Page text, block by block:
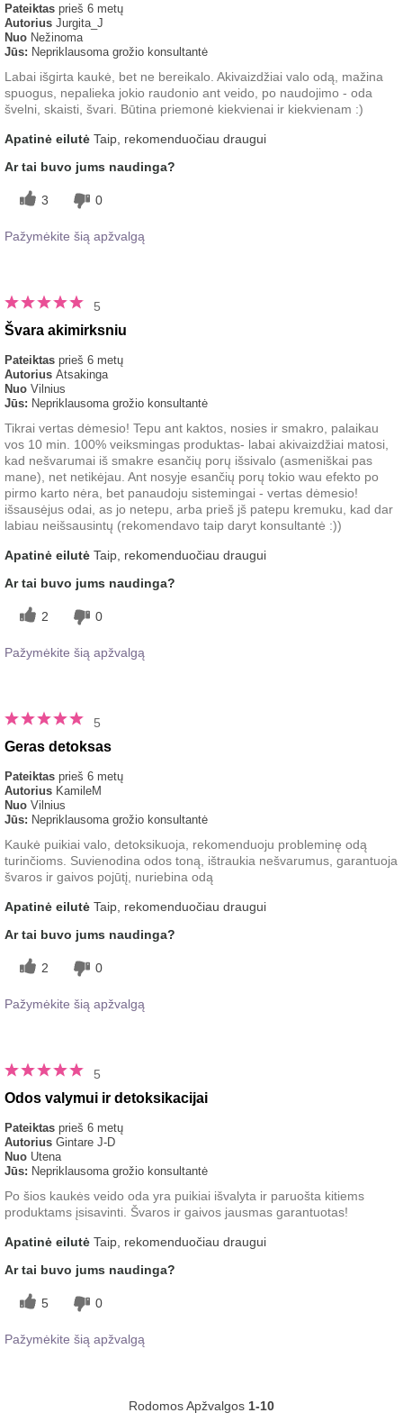
Pateiktas prieš 6 metų
Autorius Jurgita_J
Nuo Nežinoma
Jūs: Nepriklausoma grožio konsultantė
Labai išgirta kaukė, bet ne bereikalo. Akivaizdžiai valo odą, mažina
spuogus, nepalieka jokio raudonio ant veido, po naudojimo - oda
švelni, skaisti, švari. Būtina priemonė kiekvienai ir kiekvienam :)
Apatinė eilutė Taip, rekomenduočiau draugui
Ar tai buvo jums naudinga?
3 0
Pažymėkite šią apžvalgą
5
Švara akimirksniu
Pateiktas prieš 6 metų
Autorius Atsakinga
Nuo Vilnius
Jūs: Nepriklausoma grožio konsultantė
Tikrai vertas dėmesio! Tepu ant kaktos, nosies ir smakro, palaikau
vos 10 min. 100% veiksmingas produktas- labai akivaizdžiai matosi,
kad nešvarumai iš smakre esančių porų išsivalo (asmeniškai pas
mane), net netikėjau. Ant nosyje esančių porų tokio wau efekto po
pirmo karto nėra, bet panaudoju sistemingai - vertas dėmesio!
išsausėjus odai, as jo netepu, arba prieš jš patepu kremuku, kad dar
labiau neišsausintų (rekomendavo taip daryt konsultantė :))
Apatinė eilutė Taip, rekomenduočiau draugui
Ar tai buvo jums naudinga?
2 0
Pažymėkite šią apžvalgą
5
Geras detoksas
Pateiktas prieš 6 metų
Autorius KamileM
Nuo Vilnius
Jūs: Nepriklausoma grožio konsultantė
Kaukė puikiai valo, detoksikuoja, rekomenduoju probleminę odą
turinčioms. Suvienodina odos toną, ištraukia nešvarumus, garantuoja
švaros ir gaivos pojūtį, nuriebina odą
Apatinė eilutė Taip, rekomenduočiau draugui
Ar tai buvo jums naudinga?
2 0
Pažymėkite šią apžvalgą
5
Odos valymui ir detoksikacijai
Pateiktas prieš 6 metų
Autorius Gintare J-D
Nuo Utena
Jūs: Nepriklausoma grožio konsultantė
Po šios kaukės veido oda yra puikiai išvalyta ir paruošta kitiems
produktams įsisavinti. Švaros ir gaivos jausmas garantuotas!
Apatinė eilutė Taip, rekomenduočiau draugui
Ar tai buvo jums naudinga?
5 0
Pažymėkite šią apžvalgą
Rodomos Apžvalgos 1-10